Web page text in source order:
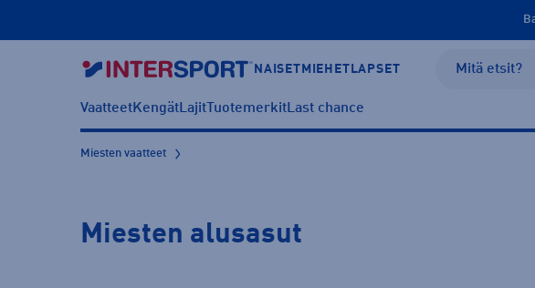
NAISET MIEHET LAPSET
VaatteetKengätLajitTuotemerkitLast chance
Miesten vaatteet
Miesten alusasut